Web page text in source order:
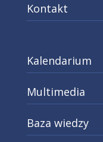
Kontakt
Kalendarium
Multimedia
Baza wiedzy